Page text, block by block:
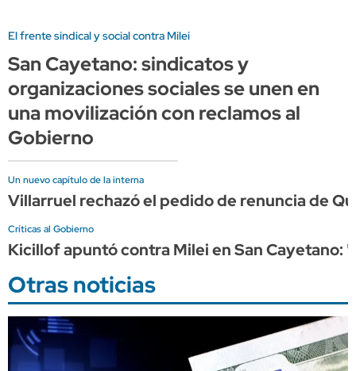
El frente sindical y social contra Milei
San Cayetano: sindicatos y
organizaciones sociales se unen en
una movilización con reclamos al
Gobierno
Un nuevo capítulo de la interna
Villarruel rechazó el pedido de renuncia de
Críticas al Gobierno
Kicillof apuntó contra Milei en San Cayetano:
Otras noticias